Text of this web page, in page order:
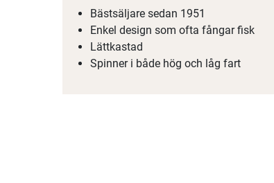
Bästsäljare sedan 1951
Enkel design som ofta fångar fisk
Lättkastad
Spinner i både hög och låg fart